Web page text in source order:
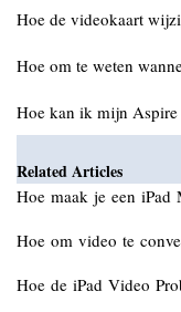
Hoe de videokaart
Hoe om te weten
Hoe kan ik mijn
Related Articles
Hoe maak je een
Hoe om video te
Hoe de iPad Video